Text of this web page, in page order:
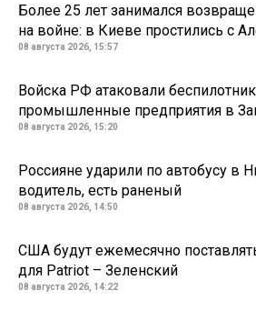
Более 25 лет занимался
на войне: в Киеве простились с
08 августа 2026, 15:57
Войска РФ атаковали
промышленные предприятия в
08 августа 2026, 15:20
Россияне ударили по автобусу в
водитель, есть раненый
08 августа 2026, 14:50
США будут ежемесячно
для Patriot – Зеленский
08 августа 2026, 14:22